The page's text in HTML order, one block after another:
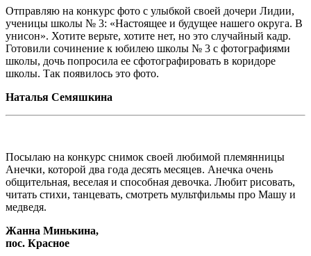
Отправляю на конкурс фото с улыбкой своей дочери Лидии,
ученицы школы № 3: «Настоящее и будущее нашего округа. В
унисон». Хотите верьте, хотите нет, но это случайный кадр.
Готовили сочинение к юбилею школы № 3 с фотографиями
школы, дочь попросила ее сфотографировать в коридоре
школы. Так появилось это фото.
Наталья Семяшкина
Посылаю на конкурс снимок своей любимой племянницы
Анечки, которой два года десять месяцев. Анечка очень
общительная, веселая и способная девочка. Любит рисовать,
читать стихи, танцевать, смотреть мультфильмы про Машу и
медведя.
Жанна Минькина,
пос. Красное